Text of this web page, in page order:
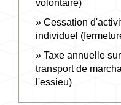
volontaire)
Cessation
individuel
Taxe annuelle
transport de
l'essieu)